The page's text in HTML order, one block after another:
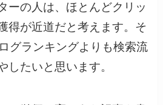
ーの人は、ほとんどクリッ
得が近道だと考えます。そ
グランキングよりも検索流
したいと思います。